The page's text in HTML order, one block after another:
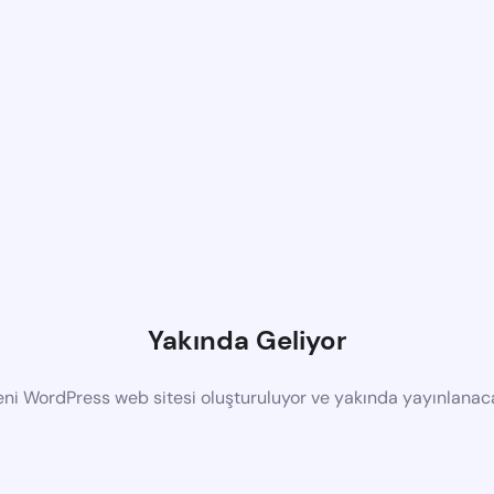
Yakında Geliyor
WordPress web sitesi oluşturuluyor ve yakında